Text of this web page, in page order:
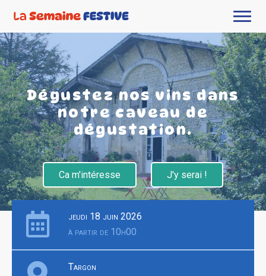
Dégustez nos vins dans
notre caveau de
dégustation.
Ca m'intéresse J'y serai !
jeudi 18 juin 2026
à partir de 10h00
Targon